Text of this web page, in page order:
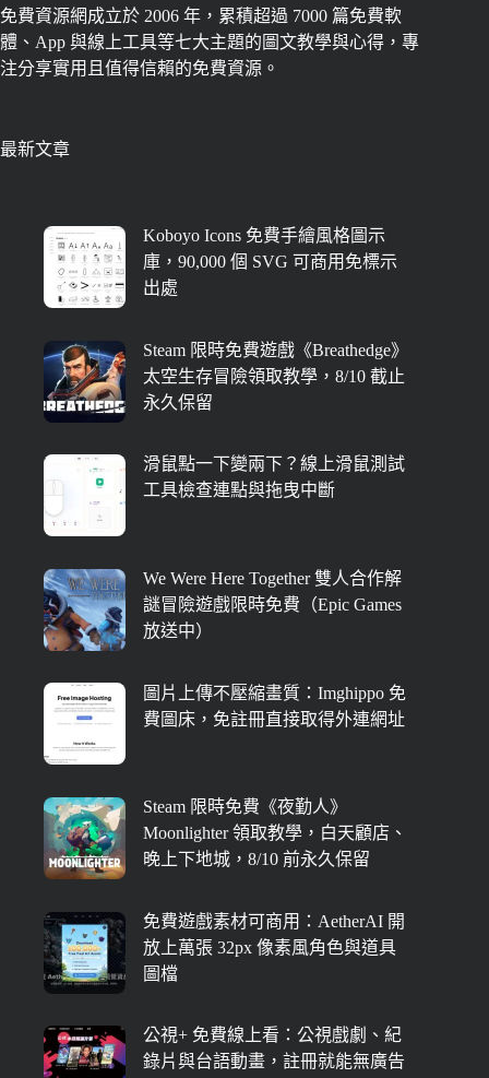
免費資源網成立於 2006 年，累積超過 7000 篇免費軟
體、App 與線上工具等七大主題的圖文教學與心得，專
注分享實用且值得信賴的免費資源。
最新文章
Koboyo Icons 免費手繪風格圖示
庫，90,000 個 SVG 可商用免標示
出處
Steam 限時免費遊戲《Breathedge》
太空生存冒險領取教學，8/10 截止
永久保留
滑鼠點一下變兩下？線上滑鼠測試
工具檢查連點與拖曳中斷
We Were Here Together 雙人合作解
謎冒險遊戲限時免費（Epic Games
放送中）
圖片上傳不壓縮畫質：Imghippo 免
費圖床，免註冊直接取得外連網址
Steam 限時免費《夜勤人》
Moonlighter 領取教學，白天顧店、
晚上下地城，8/10 前永久保留
免費遊戲素材可商用：AetherAI 開
放上萬張 32px 像素風角色與道具
圖檔
公視+ 免費線上看：公視戲劇、紀
錄片與台語動畫，註冊就能無廣告